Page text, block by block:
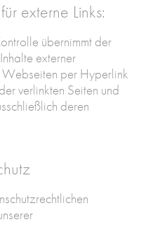
externe Links:
übernimmt der
externer
per Hyperlink
verlinkten Seiten und
deren